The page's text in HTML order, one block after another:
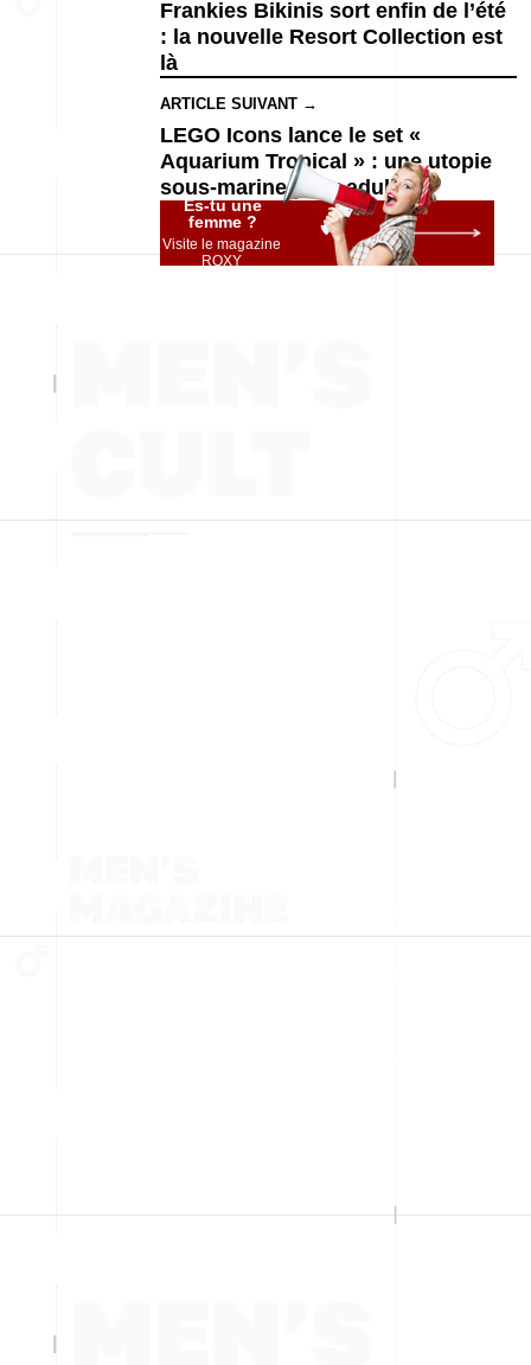
Frankies Bikinis sort enfin de l’été
: la nouvelle Resort Collection est
là
ARTICLE SUIVANT →
LEGO Icons lance le set «
Aquarium Tropical » : une utopie
sous-marine pour adultes
Es-tu une
femme ?
Visite le magazine
ROXY